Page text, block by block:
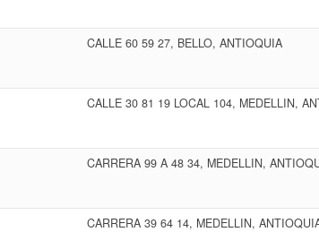
CALLE 60 59 27, BELLO, ANTIOQUIA
CALLE 30 81 19 LOCAL 104, MEDELLIN,
CARRERA 99 A 48 34, MEDELLIN,
CARRERA 39 64 14, MEDELLIN,